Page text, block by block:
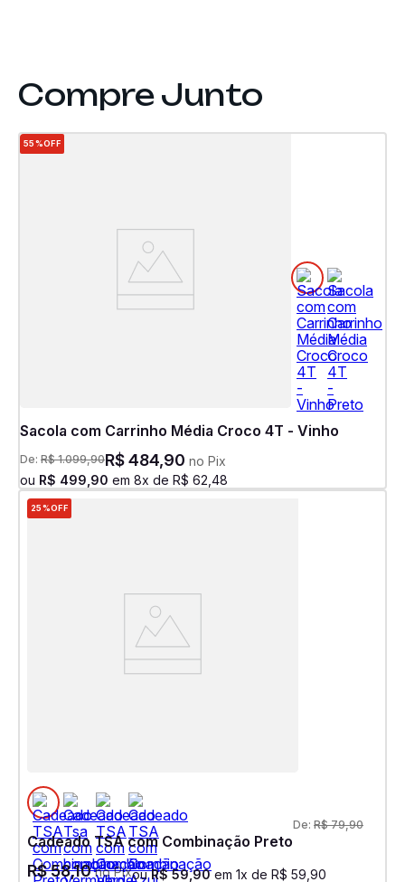
55%OFF
Sacola com Carrinho Média Croco 4T - Vinho
De: R$ 1.099,90R$484,90 no Pix
ou R$ 499 90 em 8x de R$ 62 48
25%OFF
Cadeado TSA com Combinação Preto
De: R$ 79,90
R$58,10no PixouR$ 59,90em 1x de R$ 59 90